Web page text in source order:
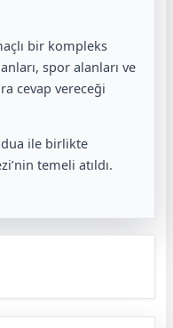
bir kompleks
spor alanları ve
cevap vereceği
dua ile birlikte
temeli atıldı.